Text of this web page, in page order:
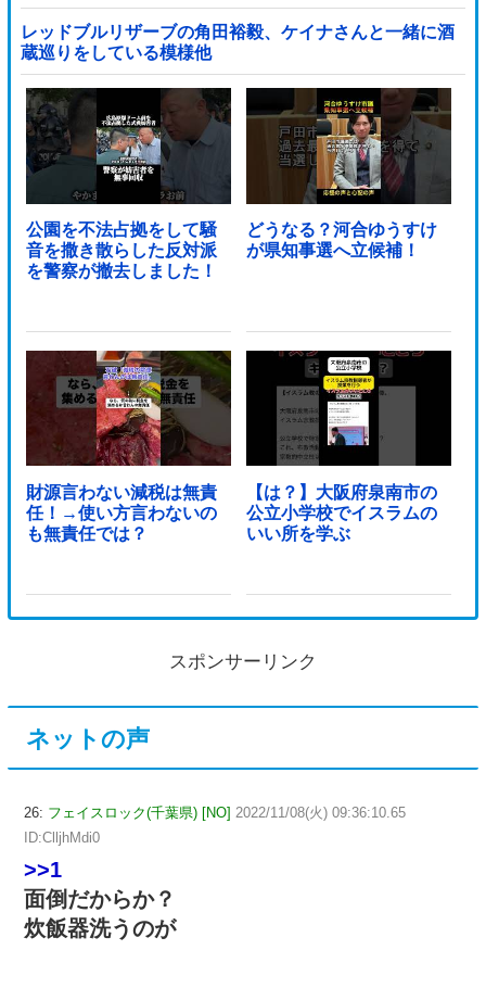
レッドブルリザーブの角田裕毅、ケイナさんと一緒に酒
蔵巡りをしている模様他
公園を不法占拠をして騒
音を撒き散らした反対派
を警察が撤去しました！
どうなる？河合ゆうすけ
が県知事選へ立候補！
財源言わない減税は無責
任！→使い方言わないの
も無責任では？
【は？】大阪府泉南市の
公立小学校でイスラムの
いい所を学ぶ
スポンサーリンク
ネットの声
26: フェイスロック(千葉県) [NO] 2022/11/08(火) 09:36:10.65
ID:ClljhMdi0
>>1
面倒だからか？
炊飯器洗うのが